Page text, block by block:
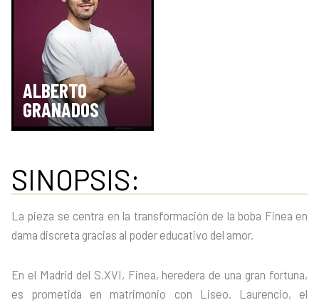
ALBERTO
GRANADOS
SINOPSIS:
La pieza se centra en la transformación de la boba Finea en
dama discreta gracias al poder educativo del amor.
En el Madrid del S.XVI, Finea, heredera de una gran fortuna,
es prometida en matrimonio con Liseo. Laurencio, el